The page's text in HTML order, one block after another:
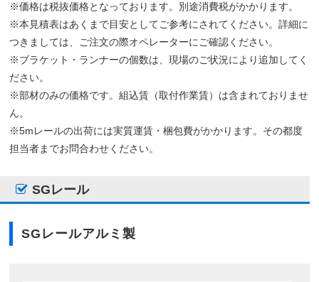
※価格は税抜価格となっております。別途消費税がかかります。
※本見積表はあくまで目安としてご参考にされてください。詳細に
つきましては、ご注文の際オペレーターにご確認ください。
※ブラケット・ランナーの個数は、現場のご状況により追加してく
ださい。
※部材のみの価格です。組込賃（取付作業賃）は含まれておりませ
ん。
※5mレールの出荷には実質運賃・梱包費がかかります。その都度
担当者までお問合わせください。
SGレール
SGレールアルミ製